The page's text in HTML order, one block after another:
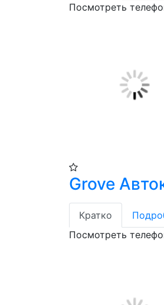
Посмотреть
Grove
Кратко
Посмотреть